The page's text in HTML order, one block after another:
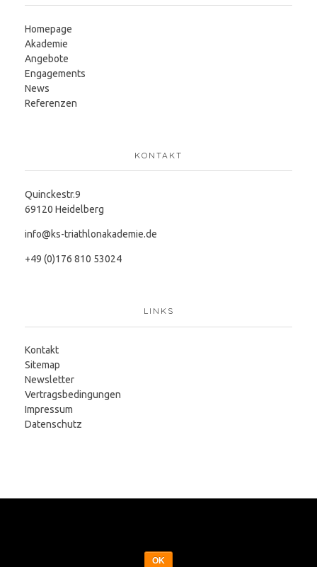
Homepage
Akademie
Angebote
Engagements
News
Referenzen
KONTAKT
Quinckestr.9
69120 Heidelberg
info@ks-triathlonakademie.de
+49 (0)176 810 53024
LINKS
Kontakt
Sitemap
Newsletter
Vertragsbedingungen
Impressum
Datenschutz
OK